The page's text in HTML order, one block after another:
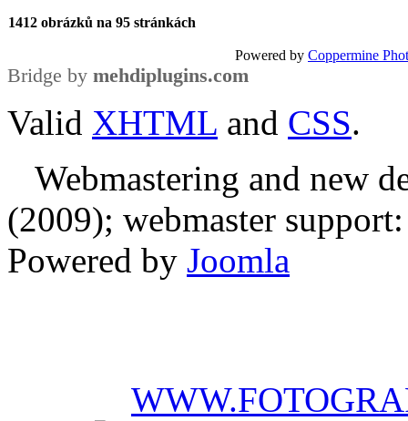
1412 obrázků na 95 stránkách
Powered by Coppermine
Bridge by mehdiplugins.com
Valid XHTML and CSS.
Webmastering and new
(2009); webmaster
Powered by Joomla